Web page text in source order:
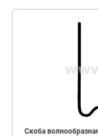
Скоба